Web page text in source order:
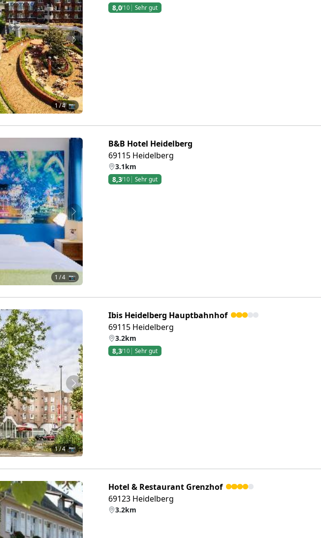
Weiter
1 / 4 📷
8,0/10 Sehr gut
Weiter
1 / 4 📷
B&B Hotel Heidelberg
69115 Heidelberg
3.1km
8,3/10 Sehr gut
Weiter
1/ 4 📷
Ibis Heidelberg Hauptbahnhof
69115 Heidelberg
3.2km
8,3/10 Sehr gut
Hotel & Restaurant Grenzhof
69123 Heidelberg
3.2km